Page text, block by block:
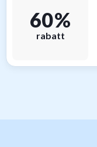
60 %
rabatt